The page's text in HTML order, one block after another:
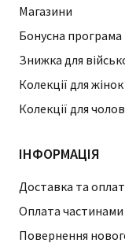
Магазини
Бонусна програма
Знижка для
Колекції для жінок
Колекції для
ІНФОРМАЦІЯ
Доставка та
Оплата частинами
Повернення